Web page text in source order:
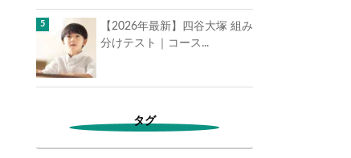
【2026年最新】四谷大塚 組み
分けテスト｜コース...
タグ